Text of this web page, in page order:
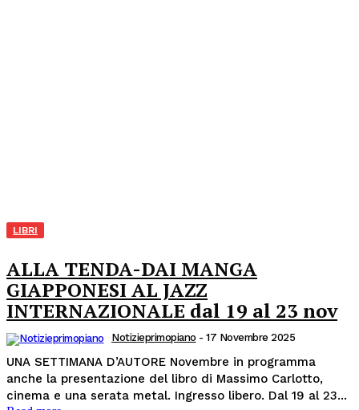
LIBRI
ALLA TENDA-DAI MANGA
GIAPPONESI AL JAZZ
INTERNAZIONALE dal 19 al 23 nov
Notizieprimopiano - 17 Novembre 2025
UNA SETTIMANA D’AUTORE Novembre in programma
anche la presentazione del libro di Massimo Carlotto,
cinema e una serata metal. Ingresso libero. Dal 19 al 23...